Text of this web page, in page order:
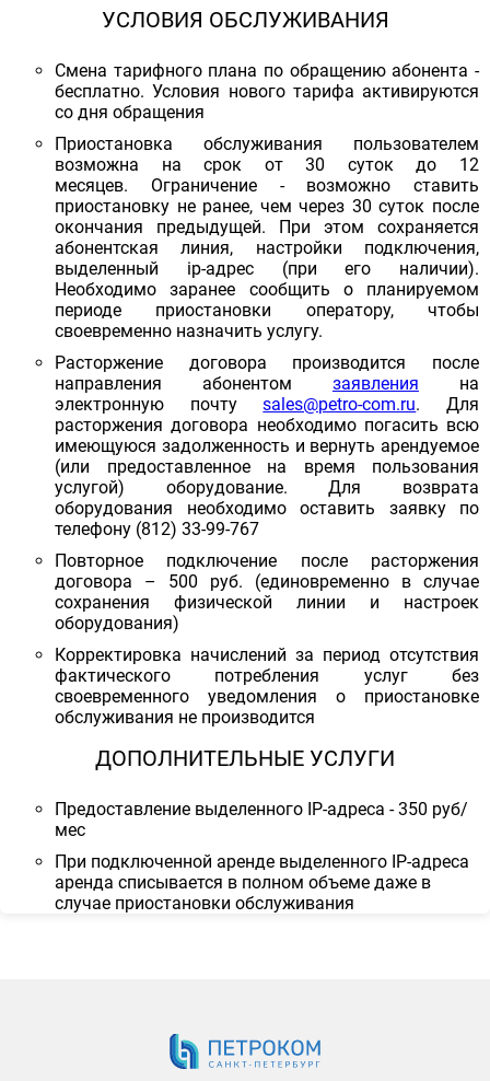
УСЛОВИЯ ОБСЛУЖИВАНИЯ
Смена тарифного плана по обращению абонента -
бесплатно. Условия нового тарифа активируются
со дня обращения
Приостановка обслуживания пользователем
возможна на срок от 30 суток до 12
месяцев. Ограничение - возможно ставить
приостановку не ранее, чем через 30 суток после
окончания предыдущей. При этом сохраняется
абонентская линия, настройки подключения,
выделенный ip-адрес (при его наличии).
Необходимо заранее сообщить о планируемом
периоде приостановки оператору, чтобы
своевременно назначить услугу.
Расторжение договора производится после
направления абонентом заявления на
электронную почтуsales@petro-com.ru. Для
расторжения договора необходимо погасить всю
имеющуюся задолженность и вернуть арендуемое
(или предоставленное на время пользования
услугой) оборудование. Для возврата
оборудования необходимо оставить заявку по
телефону (812) 33-99-767
Повторное подключение после расторжения
договора – 500 руб. (единовременно в случае
сохранения физической линии и настроек
оборудования)
Корректировка начислений за период отсутствия
фактического потребления услуг без
своевременного уведомления о приостановке
обслуживания не производится
ДОПОЛНИТЕЛЬНЫЕ УСЛУГИ
Предоставление выделенного IP-адреса - 350 руб/
мес
При подключенной аренде выделенного IP-адреса
аренда списывается в полном объеме даже в
случае приостановки обслуживания